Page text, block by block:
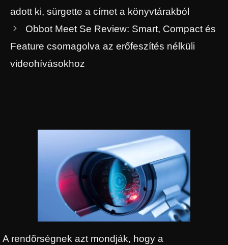
adott ki, sürgette a címet a könyvtárakból
Obbot Meet Se Review: Smart, Compact és
Feature csomagolva az erőfeszítés nélküli
videohívásokhoz
A rendõrségnek azt mondják, hogy a